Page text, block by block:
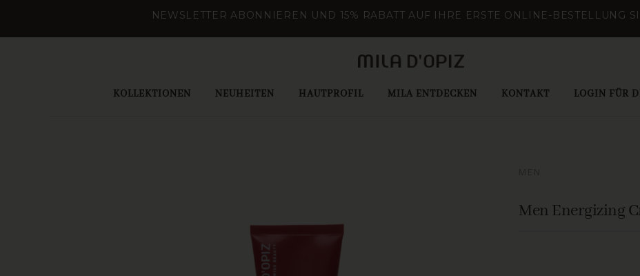
springen
NEWSLETTER ABONNIEREN UND 15% RABATT AUF IHRE ERSTE ONLINE-BESTELLUNG
KOLLEKTIONEN NEUHEITEN HAUTPROFIL MILA ENTDECKEN KONTAKT LOGIN FÜR
Men Energizing